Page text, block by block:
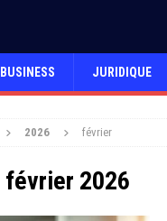
BUSINESS JURIDIQUE
2026 février
février 2026